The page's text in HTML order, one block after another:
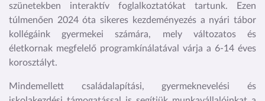
szünetekben interaktív foglalkoztatókat tartunk. Ezen
túlmenően 2024 óta sikeres kezdeményezés a nyári tábor
kollégáink gyermekei számára, mely változatos és
életkornak megfelelő programkínálatával várja a 6-14 éves
korosztályt.
Mindemellett családalapítási, gyermeknevelési és